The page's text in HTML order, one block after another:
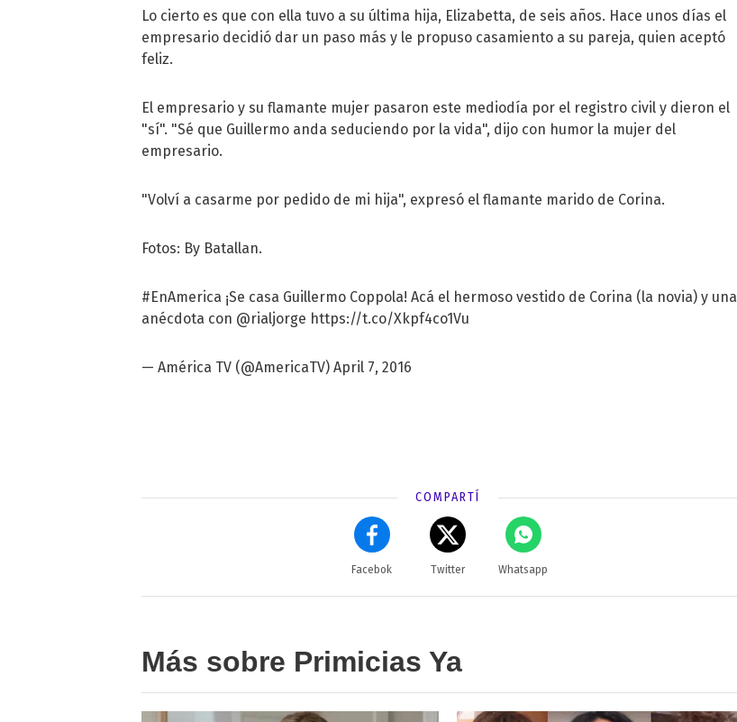
Lo cierto es que con ella tuvo a su última hija, Elizabetta, de seis años. Hace unos días el
empresario decidió dar un paso más y le propuso casamiento a su pareja, quien aceptó
feliz.
El empresario y su flamante mujer pasaron este mediodía por el registro civil y dieron el
"sí". "Sé que Guillermo anda seduciendo por la vida", dijo con humor la mujer del
empresario.
"Volví a casarme por pedido de mi hija", expresó el flamante marido de Corina.
Fotos: By Batallan.
#EnAmerica ¡Se casa Guillermo Coppola! Acá el hermoso vestido de Corina (la novia) y una
anécdota con @rialjorge https://t.co/Xkpf4co1Vu
— América TV (@AmericaTV) April 7, 2016
COMPARTÍ
Facebok Twitter Whatsapp
Más sobre Primicias Ya